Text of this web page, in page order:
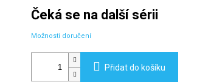
Měrná
cena:
Čeká se na další sérii
Možnosti doručení
Přidat do košíku